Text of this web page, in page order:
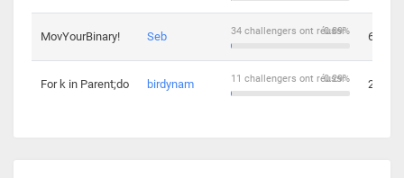
MovYourBinary! Seb 0.89%
34 challengers ont réussi 6
For k in Parent;do birdynam 0.29%
11 challengers ont réussi 2